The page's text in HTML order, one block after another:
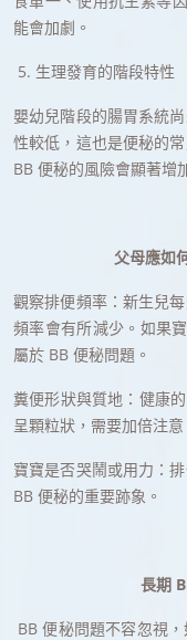
能會加劇。
5. 生理發育的階段特性
嬰幼兒階段的腸胃系統
性較低，這也是便秘的
BB 便秘的風險會顯著增
父母應如
觀察排便頻率：新生兒
頻率會有所減少。如果
屬於 BB 便秘問題。
糞便形狀與質地：健康
呈顆粒狀，需要加倍注意
寶寶是否哭鬧或用力：
BB 便秘的重要跡象。
長期
BB 便秘問題不容忽視